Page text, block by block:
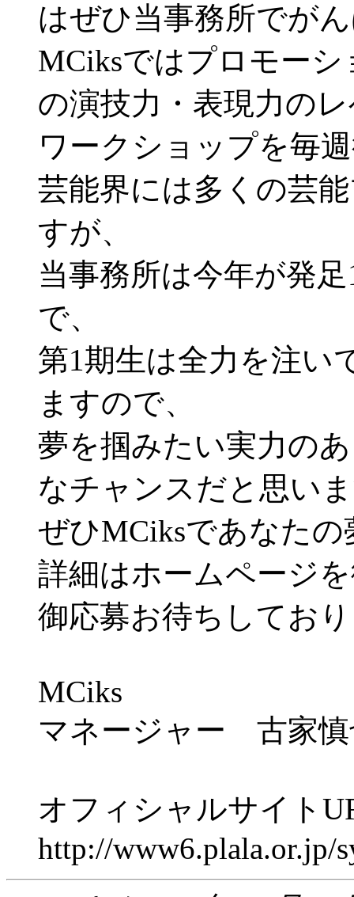
はぜひ当事務所でが
MCiksではプロモー
の演技力・表現力の
ワークショップを毎
芸能界には多くの芸
すが、
当事務所は今年が発
で、
第1期生は全力を注い
ますので、
夢を掴みたい実力の
なチャンスだと思い
ぜひMCiksであなた
詳細はホームページ
御応募お待ちしてお
MCiks
マネージャー 古家慎
オフィシャルサイト
http://www6.plala.or.jp/